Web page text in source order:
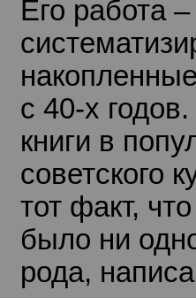
Его работа
с 40-х
книги в
советского
тот факт,
было ни
рода,